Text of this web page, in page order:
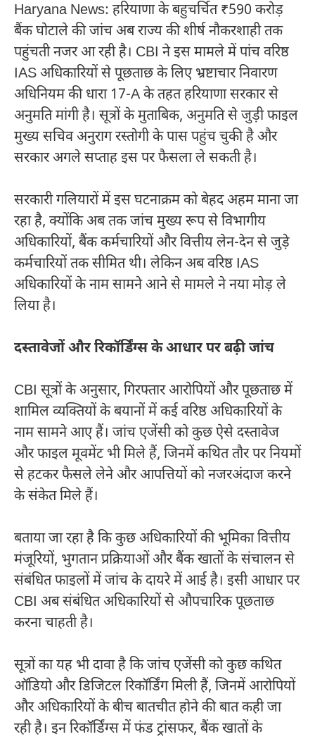
Haryana News: हरियाणा के बहुचर्चित ₹590 करोड़
बैंक घोटाले की जांच अब राज्य की शीर्ष नौकरशाही तक
पहुंचती नजर आ रही है। CBI ने इस मामले में पांच वरिष्ठ
IAS अधिकारियों से पूछताछ के लिए भ्रष्टाचार निवारण
अधिनियम की धारा 17-A के तहत हरियाणा सरकार से
अनुमति मांगी है। सूत्रों के मुताबिक, अनुमति से जुड़ी फाइल
मुख्य सचिव अनुराग रस्तोगी के पास पहुंच चुकी है और
सरकार अगले सप्ताह इस पर फैसला ले सकती है।
सरकारी गलियारों में इस घटनाक्रम को बेहद अहम माना जा
रहा है, क्योंकि अब तक जांच मुख्य रूप से विभागीय
अधिकारियों, बैंक कर्मचारियों और वित्तीय लेन-देन से जुड़े
कर्मचारियों तक सीमित थी। लेकिन अब वरिष्ठ IAS
अधिकारियों के नाम सामने आने से मामले ने नया मोड़ ले
लिया है।
दस्तावेजों और रिकॉर्डिंग्स के आधार पर बढ़ी जांच
CBI सूत्रों के अनुसार, गिरफ्तार आरोपियों और पूछताछ में
शामिल व्यक्तियों के बयानों में कई वरिष्ठ अधिकारियों के
नाम सामने आए हैं। जांच एजेंसी को कुछ ऐसे दस्तावेज
और फाइल मूवमेंट भी मिले हैं, जिनमें कथित तौर पर नियमों
से हटकर फैसले लेने और आपत्तियों को नजरअंदाज करने
के संकेत मिले हैं।
बताया जा रहा है कि कुछ अधिकारियों की भूमिका वित्तीय
मंजूरियों, भुगतान प्रक्रियाओं और बैंक खातों के संचालन से
संबंधित फाइलों में जांच के दायरे में आई है। इसी आधार पर
CBI अब संबंधित अधिकारियों से औपचारिक पूछताछ
करना चाहती है।
सूत्रों का यह भी दावा है कि जांच एजेंसी को कुछ कथित
ऑडियो और डिजिटल रिकॉर्डिंग मिली हैं, जिनमें आरोपियों
और अधिकारियों के बीच बातचीत होने की बात कही जा
रही है। इन रिकॉर्डिंग्स में फंड ट्रांसफर, बैंक खातों के